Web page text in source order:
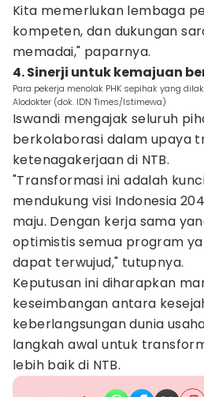
Kita memerlukan lembaga
kompeten, dan dukungan
memadai," paparnya.
4. Sinerji untuk kemajuan
Para pekerja menolak PHK sepihak yang
Alodokter (dok. IDN Times/Istimewa)
Iswandi mengajak seluruh
berkolaborasi dalam upaya
ketenagakerjaan di NTB.
"Transformasi ini adalah
mendukung visi Indonesia
maju. Dengan kerja sama
optimistis semua program
dapat terwujud," tutupnya.
Keputusan ini diharapkan
keseimbangan antara
keberlangsungan dunia
langkah awal untuk
lebih baik di NTB.